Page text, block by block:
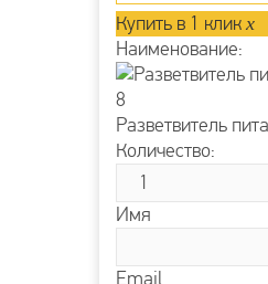
Купить в 1 клик x
Наименование:
Разветвитель
Количество:
Имя
Email